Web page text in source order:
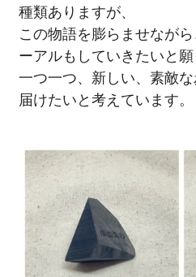
種類ありますが、
この物語を膨らませなが
ーアルもしていきたいと願
一つ一つ、新しい、素敵
届けたいと考えています。